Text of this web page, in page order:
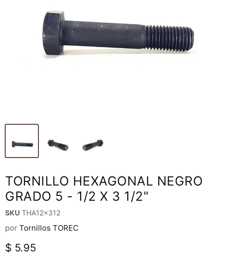
TORNILLO HEXAGONAL NEGRO
GRADO 5 - 1/2 X 3 1/2"
SKU THA12x312
por Tornillos TOREC
Precio actual
$ 5.95